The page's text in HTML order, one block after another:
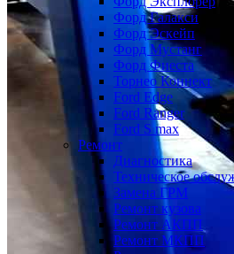
Форд Галакси
Форд Эскейп
Форд Мустанг
Форд Фиеста
Торнео Коннект
Ford Edge
Ford Ranger
Ford S max
Ремонт
Диагностика
Техническое
Замена ГРМ
Ремонт кузова
Ремонт АКПП
Ремонт МКПП